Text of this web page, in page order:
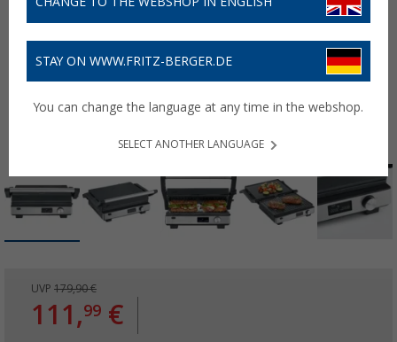
UVP 179,90 €
111,99 €
STAY ON WWW.FRITZ-BERGER.DE
You can change the language at any time in the webshop.
SELECT ANOTHER LANGUAGE